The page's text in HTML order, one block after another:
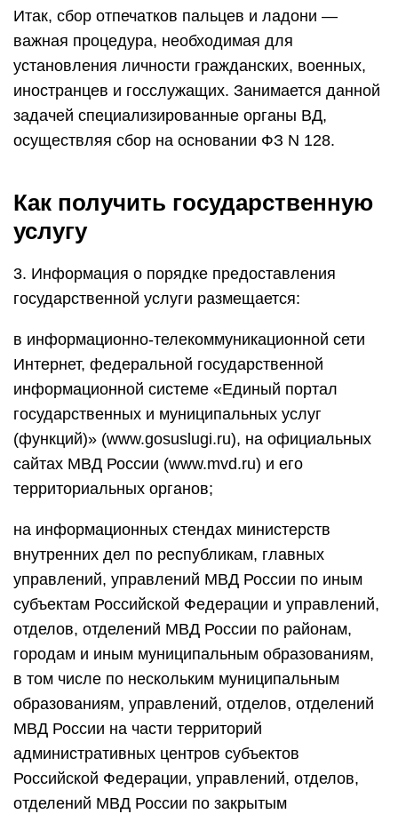
Итак, сбор отпечатков пальцев и ладони —
важная процедура, необходимая для
установления личности гражданских, военных,
иностранцев и госслужащих. Занимается данной
задачей специализированные органы ВД,
осуществляя сбор на основании ФЗ N 128.
Как получить государственную
услугу
3. Информация о порядке предоставления
государственной услуги размещается:
в информационно-телекоммуникационной сети
Интернет, федеральной государственной
информационной системе «Единый портал
государственных и муниципальных услуг
(функций)» (www.gosuslugi.ru), на официальных
сайтах МВД России (www.mvd.ru) и его
территориальных органов;
на информационных стендах министерств
внутренних дел по республикам, главных
управлений, управлений МВД России по иным
субъектам Российской Федерации и управлений,
отделов, отделений МВД России по районам,
городам и иным муниципальным образованиям,
в том числе по нескольким муниципальным
образованиям, управлений, отделов, отделений
МВД России на части территорий
административных центров субъектов
Российской Федерации, управлений, отделов,
отделений МВД России по закрытым